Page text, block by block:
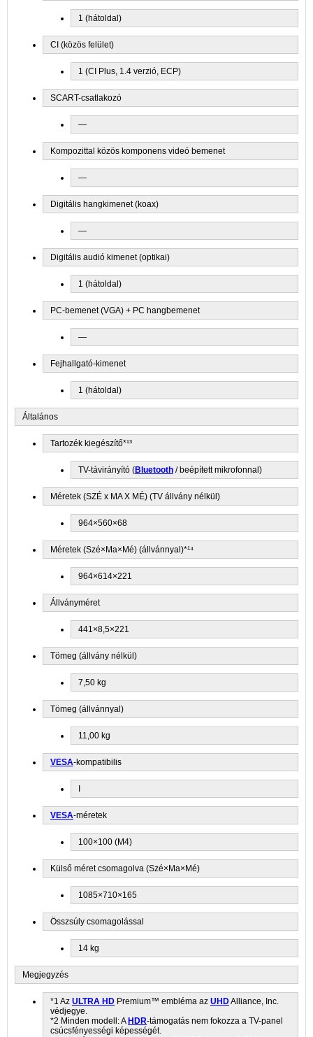
1 (hátoldal)
CI (közös felület)
1 (CI Plus, 1.4 verzió, ECP)
SCART-csatlakozó
—
Kompozittal közös komponens videó bemenet
—
Digitális hangkimenet (koax)
—
Digitális audió kimenet (optikai)
1 (hátoldal)
PC-bemenet (VGA) + PC hangbemenet
—
Fejhallgató-kimenet
1 (hátoldal)
Általános
Tartozék kiegészítő*¹³
TV-távirányító (Bluetooth / beépített mikrofonnal)
Méretek (SZÉ x MA X MÉ) (TV állvány nélkül)
964×560×68
Méretek (Szé×Ma×Mé) (állvánnyal)*¹⁴
964×614×221
Állványméret
441×8,5×221
Tömeg (állvány nélkül)
7,50 kg
Tömeg (állvánnyal)
11,00 kg
VESA-kompatibilis
I
VESA-méretek
100×100 (M4)
Külső méret csomagolva (Szé×Ma×Mé)
1085×710×165
Összsúly csomagolással
14 kg
Megjegyzés
*1 Az ULTRA HD Premium™ embléma az UHDAlliance, Inc.
védjegye.
*2 Minden modell: AHDR-támogatás nem fokozza a TV-panel
csúcsfényességi képességét.